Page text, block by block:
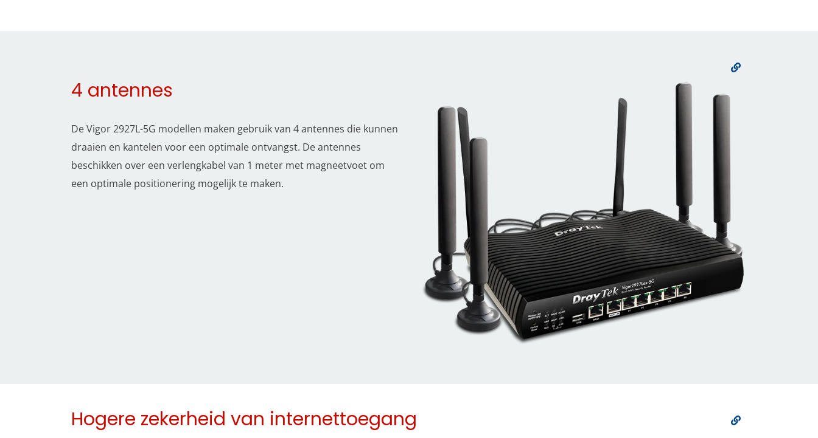
4 antennes
De Vigor 2927L-5G modellen maken gebruik van 4 antennes die kunnen
draaien en kantelen voor een optimale ontvangst. De antennes
beschikken over een verlengkabel van 1 meter met magneetvoet om
een optimale positionering mogelijk te maken.
Hogere zekerheid van internettoegang